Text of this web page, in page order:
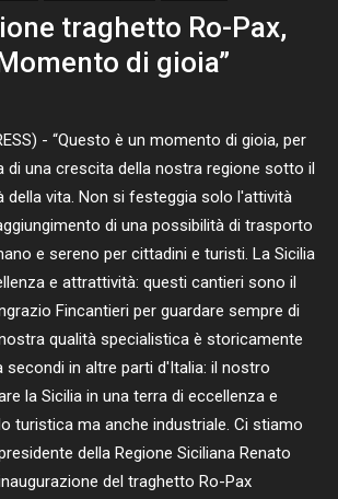
traghetto Ro-Pax,
di gioia”
- “Questo è un momento di gioia, per
di una crescita della nostra regione sotto il
della vita. Non si festeggia solo l'attività
di una possibilità di trasporto
e sereno per cittadini e turisti. La Sicilia
e attrattività: questi cantieri sono il
Fincantieri per guardare sempre di
qualità specialistica è storicamente
secondi in altre parti d'Italia: il nostro
la Sicilia in una terra di eccellenza e
turistica ma anche industriale. Ci stiamo
della Regione Siciliana Renato
del traghetto Ro-Pax